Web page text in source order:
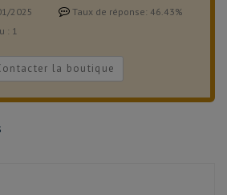
2025 Taux de réponse: 46.43%
: 1
la boutique